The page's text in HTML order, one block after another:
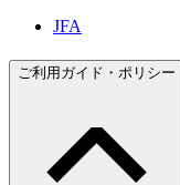
JFA
ご利用ガイド・ポリシー